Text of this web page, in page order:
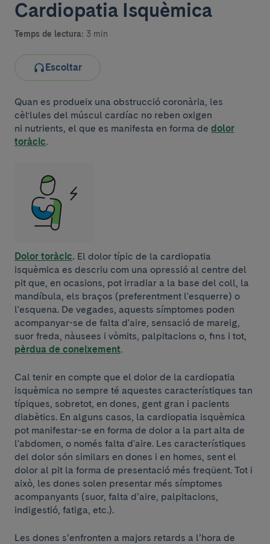
Cardiopatia Isquèmica
Temps de lectura: 3 min
Escoltar
Quan es produeix una obstrucció coronària, les
cèl·lules del múscul cardíac no reben oxigen
ni nutrients, el que es manifesta en forma de dolor
toràcic.
Dolor toràcic. El dolor típic de la cardiopatia
isquèmica es descriu com una opressió al centre del
pit que, en ocasions, pot irradiar a la base del coll, la
mandíbula, els braços (preferentment l'esquerre) o
l'esquena. De vegades, aquests símptomes poden
acompanyar-se de falta d'aire, sensació de mareig,
suor freda, nàusees i vòmits, palpitacions o, fins i tot,
pèrdua de coneixement.
Cal tenir en compte que el dolor de la cardiopatia
isquèmica no sempre té aquestes característiques tan
típiques, sobretot, en dones, gent gran i pacients
diabètics. En alguns casos, la cardiopatia isquèmica
pot manifestar-se en forma de dolor a la part alta de
l'abdomen, o només falta d'aire. Les característiques
del dolor són similars en dones i en homes, sent el
dolor al pit la forma de presentació més freqüent. Tot i
això, les dones solen presentar més símptomes
acompanyants (suor, falta d’aire, palpitacions,
indigestió, fatiga, etc.).
Les dones s’enfronten a majors retards a l’hora de